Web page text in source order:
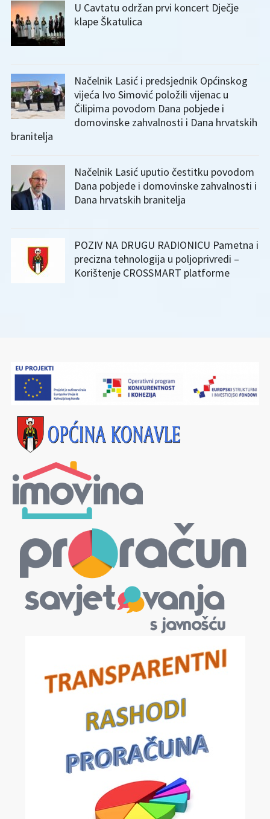
U Cavtatu održan prvi koncert Dječje
klape Škatulica
Načelnik Lasić i predsjednik Općinskog
vijeća Ivo Simović položili vijenac u
Čilipima povodom Dana pobjede i
domovinske zahvalnosti i Dana hrvatskih
branitelja
Načelnik Lasić uputio čestitku povodom
Dana pobjede i domovinske zahvalnosti i
Dana hrvatskih branitelja
POZIV NA DRUGU RADIONICU Pametna i
precizna tehnologija u poljoprivredi –
Korištenje CROSSMART platforme